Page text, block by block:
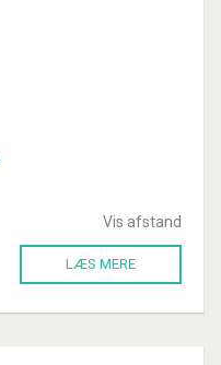
Vis afstand
LÆS MERE